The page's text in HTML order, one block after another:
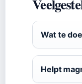
Wat te
Helpt